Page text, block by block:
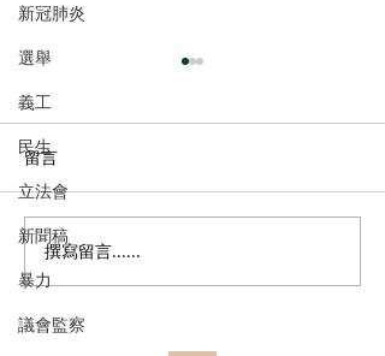
新冠肺炎
選舉
義工
民生
立法會
新聞稿
暴力
議會監察
民建聯回應市區發現鱷魚
及檢獲大批瀕危動物
留言
撰寫留言......